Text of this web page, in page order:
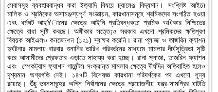
সেবাসমূহ ব্যবহারবান্ধব করা ইত্যাদি বিষয়ে চ্যালেঞ্জ বিদ্যমান। সংশ্লিষ্ট আইনে
মালিক ও শ্রমিকের অসামঞ্জস্যপূর্ণ সংজ্ঞায়ন, কারখানাসমূহে শ্রমিকদের সংগঠিত হওয়া
এবং ধর্মঘট আহŸানের ক্ষেত্রে আইনি প্রতিবন্ধকতা শ্রমিক অধিকার নিশ্চিতের
ক্ষেত্রে বাধা সৃষ্টি করছে। অঙ্গীকার সত্তে¡ও সরকার এখনো শ্রমিকদের ক্ষতিপূরণ
বিষয়ক আইএলও কনভেনশন (১২১) স্বাক্ষর করেনি। রানা প্লাজা ও তাজরিন ফ্যাশন
দুর্ঘটনার মামলায় বারবার শুনানির তারিখ পরিবর্তনের মাধ্যমে মামলার দীর্ঘসূত্রিতা সৃষ্টি
করে আসামীদের গ্রেফতার এড়াতে সাহায্য করা হচ্ছে। রানা প্লাজা, তাজরিন ফ্যাশন
এবং স্পেকট্রাম ফ্যাশন গার্মেন্টস সংক্রান্ত মামলার ক্ষেত্রে দীর্ঘদিন অতিবাহিত হলেও
দৃশ্যমান অগ্রগতি নেই। ১৪৭টি বিশেষজ্ঞ কারখানা পরিদর্শকের পদ এখনো শূন্য
রয়েছে। ঊঁচু ভবনসমূহের অগ্নি নির্বাপনের ক্ষেত্রে প্রয়োজনীয় যন্ত্র-সামগ্রির ঘাটতি